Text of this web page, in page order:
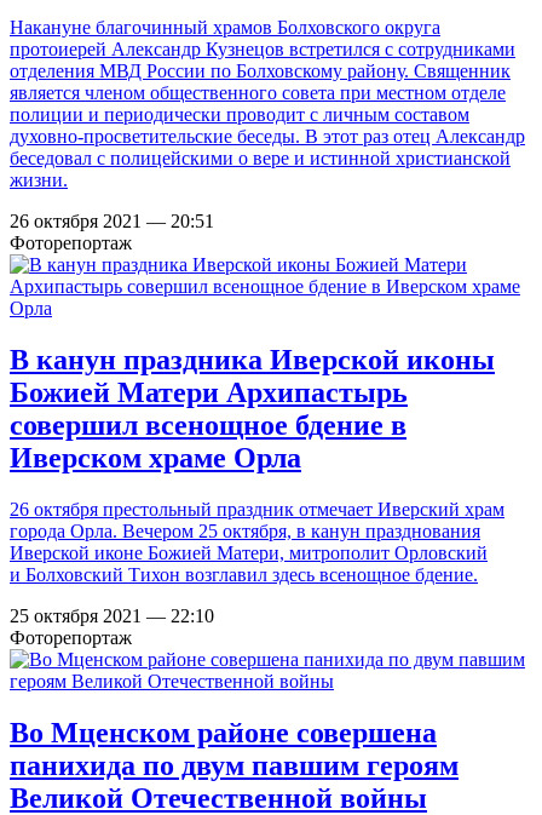
Накануне благочинный храмов Болховского округа
протоиерей Александр Кузнецов встретился с сотрудниками
отделения МВД России по Болховскому району. Священник
является членом общественного совета при местном отделе
полиции и периодически проводит с личным составом
духовно-просветительские беседы. В этот раз отец Александр
беседовал с полицейскими о вере и истинной христианской
жизни.
26 октября 2021 — 20:51
Фоторепортаж
В канун праздника Иверской иконы
Божией Матери Архипастырь
совершил всенощное бдение в
Иверском храме Орла
26 октября престольный праздник отмечает Иверский храм
города Орла. Вечером 25 октября, в канун празднования
Иверской иконе Божией Матери, митрополит Орловский
и Болховский Тихон возглавил здесь всенощное бдение.
25 октября 2021 — 22:10
Фоторепортаж
Во Мценском районе совершена
панихида по двум павшим героям
Великой Отечественной войны